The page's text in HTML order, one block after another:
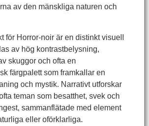
av den mänskliga naturen och
för Horror-noir är en distinkt visuell
av hög kontrastbelysning,
skuggor och ofta en
färgpalett som framkallar en
och mystik. Narrativt utforskar
teman som besatthet, svek och
sammanflätade med element
eller oförklarliga.